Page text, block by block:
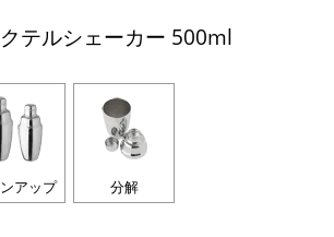
テルシェーカー 500ml
アップ 分解